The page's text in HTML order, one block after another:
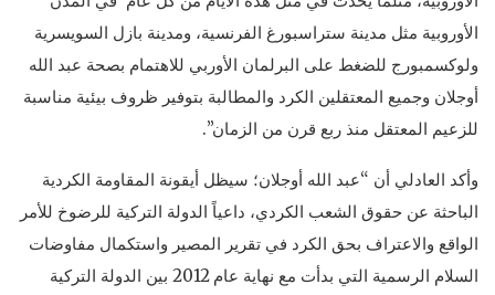
الأوروبية مثل مدينة ستراسبورغ الفرنسية، ومدينة بازل السويسرية
ولوكسمبورج للضغط على البرلمان الأوربي للاهتمام بصحة عبد الله
أوجلان وجميع المعتقلين الكرد والمطالبة بتوفير ظروف بيئية مناسبة
للزعيم المعتقل منذ ربع قرن من الزمان”.
وأكد العادلي أن “عبد الله أوجلان؛ سيظل أيقونة المقاومة الكردية
الباحثة عن حقوق الشعب الكردي، داعياً الدولة التركية للرضوخ للأمر
الواقع والاعتراف بحق الكرد في تقرير المصير واستكمال مفاوضات
السلام الرسمية التي بدأت مع نهاية عام 2012 بين الدولة التركية